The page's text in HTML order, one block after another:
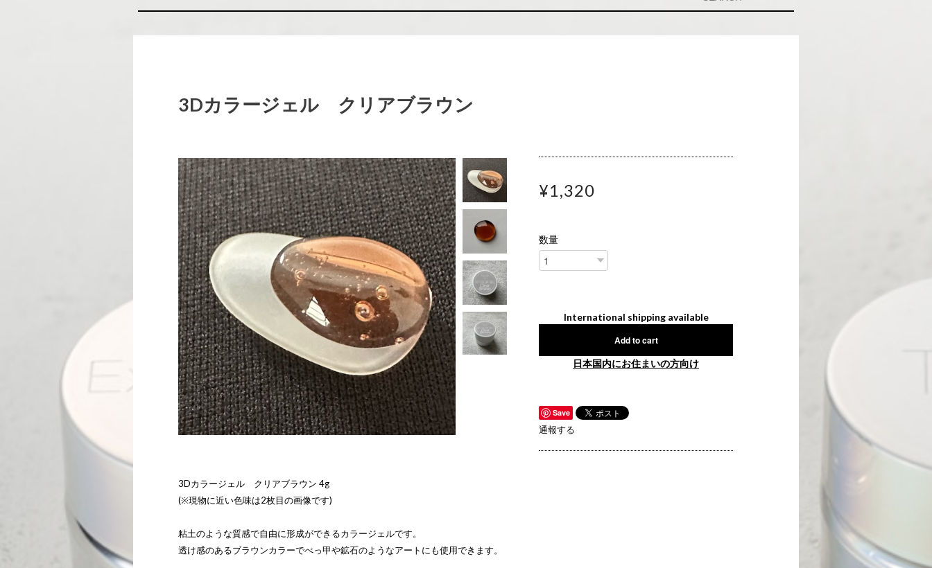
3Dカラージェル クリアブラウン
3Dカラージェル クリアブラウン 4g
(※現物に近い色味は2枚目の画像です)
粘土のような質感で自由に形成ができるカラージェルです。
透け感のあるブラウンカラーでべっ甲や鉱石のようなアートにも使用できます。
¥1,320
数量
International shipping available
Add to cart
日本国内にお住まいの方向け
Save
通報する